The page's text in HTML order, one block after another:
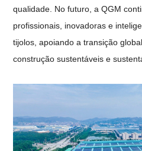
qualidade. No futuro, a QGM
profissionais, inovadoras e
tijolos, apoiando a transição
construção sustentáveis ​​e